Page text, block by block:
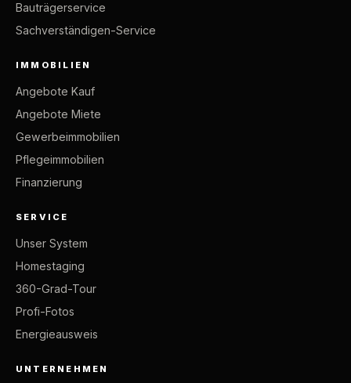
Bauträgerservice
Sachverständigen-Service
IMMOBILIEN
Angebote Kauf
Angebote Miete
Gewerbeimmobilien
Pflegeimmobilien
Finanzierung
SERVICE
Unser System
Homestaging
360-Grad-Tour
Profi-Fotos
Energieausweis
UNTERNEHMEN